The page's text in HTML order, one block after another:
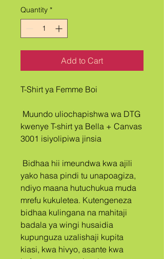
Quantity *
Add to Cart
T-Shirt ya Femme Boi
kwenye T-shirt ya Bella + Canvas
3001 isiyolipiwa jinsia
yako hasa pindi tu unapoagiza,
ndiyo maana hutuchukua muda
mrefu kukuletea. Kutengeneza
bidhaa kulingana na mahitaji
badala ya wingi husaidia
kupunguza uzalishaji kupita
kiasi, kwa hivyo, asante kwa